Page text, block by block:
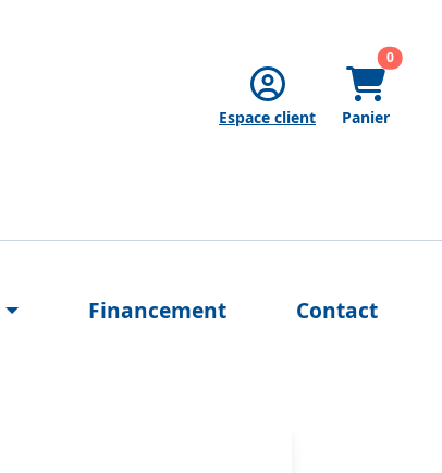
Espace client Panier
0articles
Financement Contact